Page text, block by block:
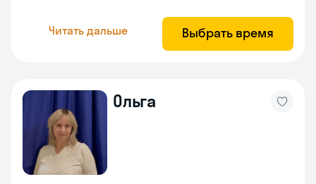
Читать дальше Выбрать время
Ольга